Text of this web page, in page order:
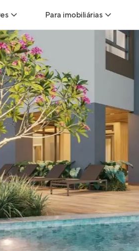
Corretores
Para imobiliárias
Leads para Imobiliárias
Hub de imobiliárias
Anunciar imóveis